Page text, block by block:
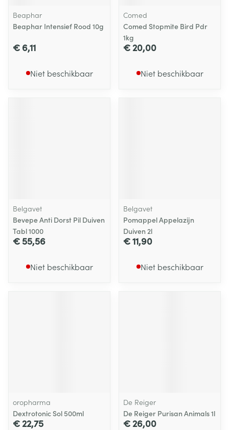
Beaphar
Beaphar Intensief Rood 10g
€ 6,11
Niet beschikbaar
Comed
Comed Stopmite Bird Pdr
1kg
€ 20,00
Niet beschikbaar
Belgavet
Bevepe Anti Dorst Pil Duiven
Tabl 1000
€ 55,56
Niet beschikbaar
Belgavet
Pomappel Appelazijn
Duiven 2l
€ 11,90
Niet beschikbaar
oropharma
Dextrotonic Sol 500ml
€ 22,75
De Reiger
De Reiger Purisan Animals 1l
€ 26,00